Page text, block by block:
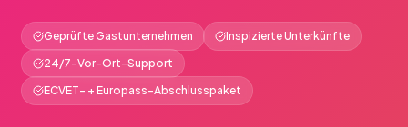
Geprüfte Gastunternehmen
Inspizierte Unterkünfte
24/7-Vor-Ort-Support
ECVET- + Europass-Abschlusspaket